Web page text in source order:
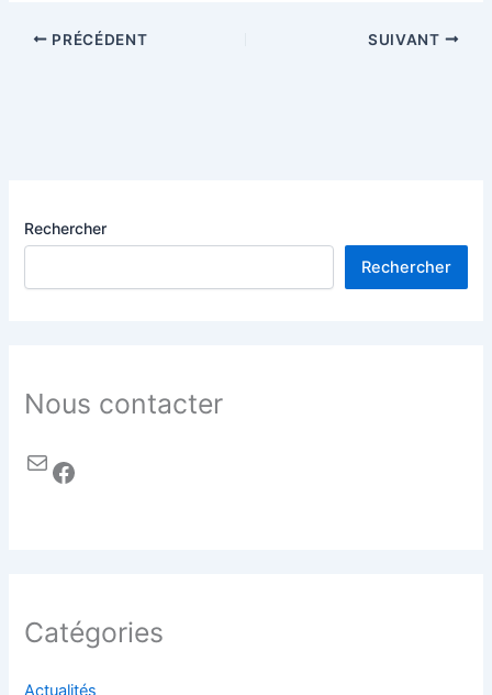
PRÉCÉDENT SUIVANT
Rechercher
Rechercher
Nous contacter
Catégories
Actualités